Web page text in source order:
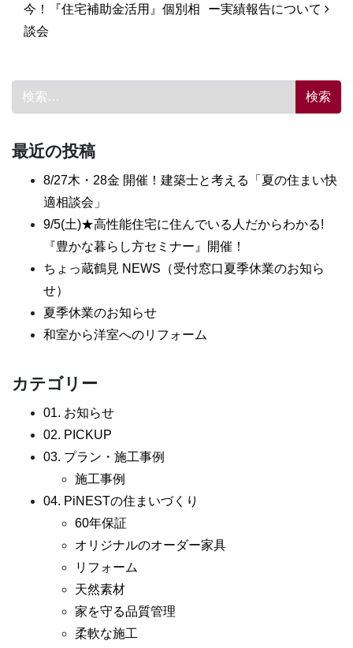
今！『住宅補助金活用』個別相
談会
ー実績報告について
検索:
最近の投稿
8/27木・28金 開催！建築士と考える「夏の住まい快
適相談会」
9/5(土)★高性能住宅に住んでいる人だからわかる!
『豊かな暮らし方セミナー』開催！
ちょっ蔵鶴見 NEWS（受付窓口夏季休業のお知ら
せ）
夏季休業のお知らせ
和室から洋室へのリフォーム
カテゴリー
01. お知らせ
02. PICKUP
03. プラン・施工事例
施工事例
04. PiNESTの住まいづくり
60年保証
オリジナルのオーダー家具
リフォーム
天然素材
家を守る品質管理
柔軟な施工